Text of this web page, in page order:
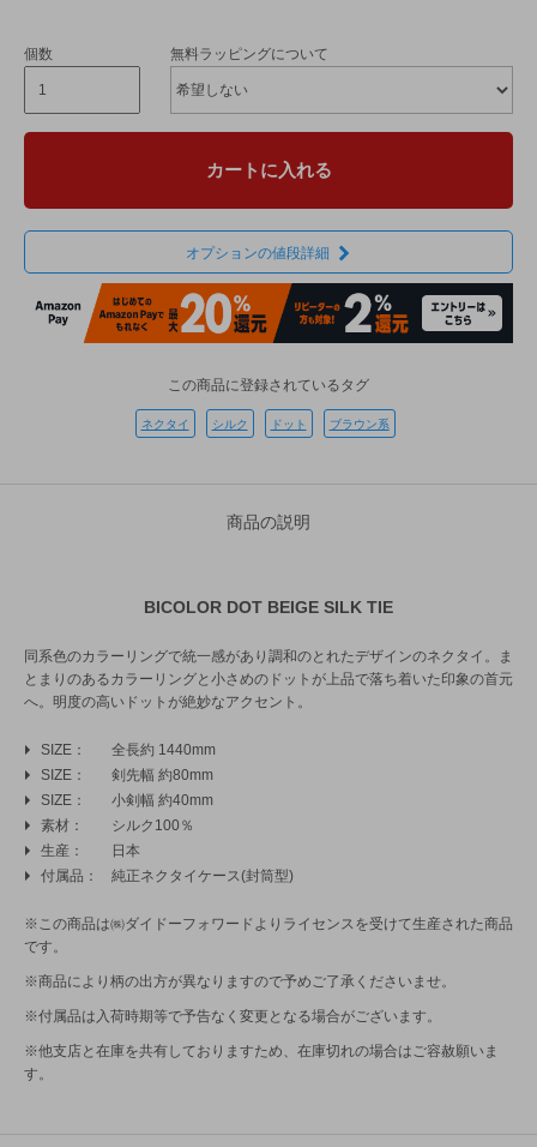
個数 無料ラッピングについて
カートに入れる
オプションの値段詳細
この商品に登録されているタグ
ネクタイ シルク ドット ブラウン系
商品の説明
BICOLOR DOT BEIGE SILK TIE
同系色のカラーリングで統一感があり調和のとれたデザインのネクタイ。ま
とまりのあるカラーリングと小さめのドットが上品で落ち着いた印象の首元
へ。明度の高いドットが絶妙なアクセント。
SIZE
全長約 1440mm
SIZE
剣先幅 約80mm
SIZE
小剣幅 約40mm
素材
シルク100％
生産
日本
付属品
純正ネクタイケース(封筒型)
※この商品は㈱ダイドーフォワードよりライセンスを受けて生産された商品
です。
※商品により柄の出方が異なりますので予めご了承くださいませ。
※付属品は入荷時期等で予告なく変更となる場合がございます。
※他支店と在庫を共有しておりますため、在庫切れの場合はご容赦願いま
す。